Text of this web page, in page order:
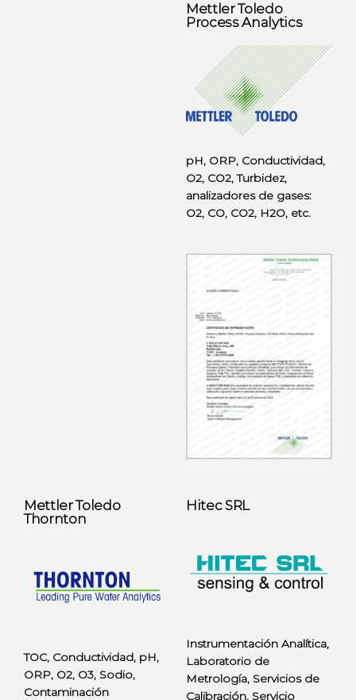
Mettler Toledo
Process Analytics
pH, ORP, Conductividad,
O2, CO2, Turbidez,
analizadores de gases:
O2, CO, CO2, H2O, etc.
Mettler Toledo
Thornton
TOC, Conductividad, pH,
ORP, O2, O3, Sodio,
Contaminación
Hitec SRL
Instrumentación Analítica,
Laboratorio de
Metrología, Servicios de
Calibración, Servicio